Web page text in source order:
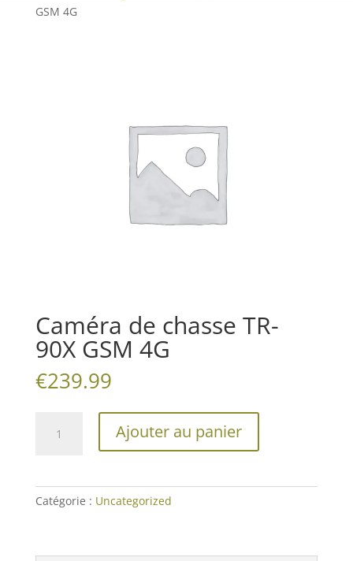
GSM 4G
Caméra de chasse TR-
90X GSM 4G
€239.99
chasse
Ajouter au panier
Catégorie : Uncategorized